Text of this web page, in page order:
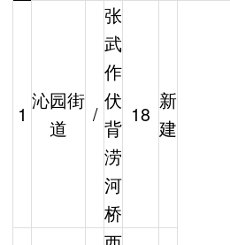
1
沁园街
道
/
张
武
作
伏
背
涝
河
桥
18
新
建